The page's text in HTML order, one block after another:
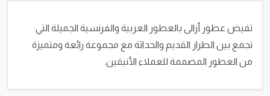
تفيض عطور أزالى بالعطور العربية والفرنسية الجميلة التي
تجمع بين الطراز القديم والحداثة مع مجموعة رائعة ومتميزة
من العطور المصممة للعملاء الأنيقين.